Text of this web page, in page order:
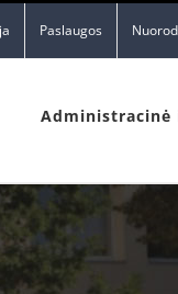
Paslaugos
Administracinė